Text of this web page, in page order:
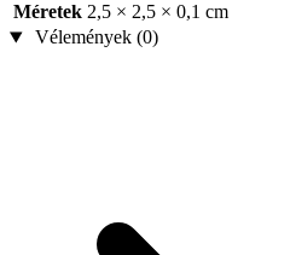
Méretek 2,5 × 2,5 × 0,1 cm
Vélemények (0)